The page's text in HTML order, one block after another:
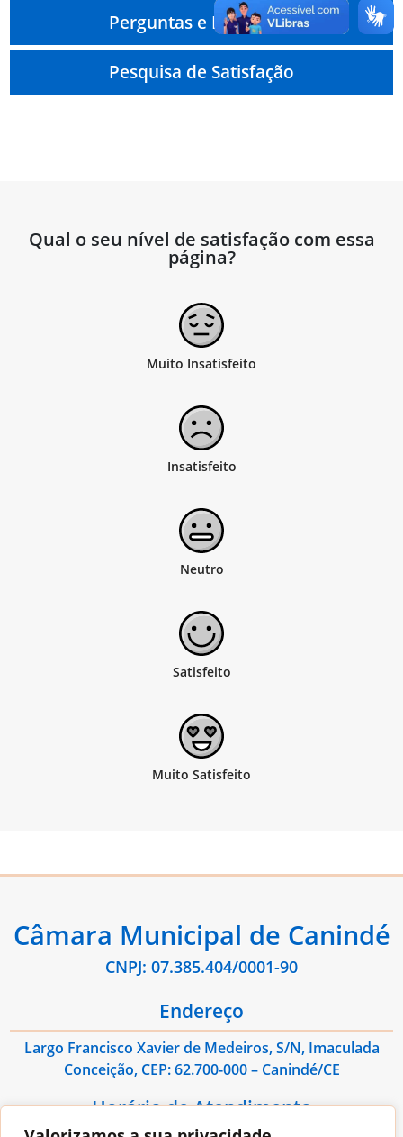
Perguntas e Respostas
Pesquisa de Satisfação
Qual o seu nível de satisfação com essa
página?
Câmara Municipal de Canindé
CNPJ: 07.385.404/0001-90
Endereço
Largo Francisco Xavier de Medeiros, S/N, Imaculada
Conceição, CEP: 62.700-000 – Canindé/CE
Horário de Atendimento